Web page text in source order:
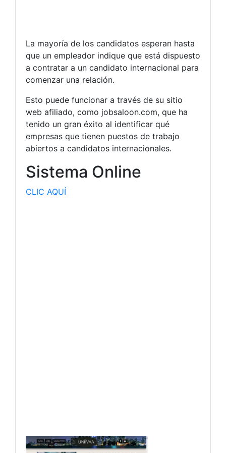
La mayoría de los candidatos esperan hasta
que un empleador indique que está dispuesto
a contratar a un candidato internacional para
comenzar una relación.
Esto puede funcionar a través de su sitio
web afiliado, como jobsaloon.com, que ha
tenido un gran éxito al identificar qué
empresas que tienen puestos de trabajo
abiertos a candidatos internacionales.
Sistema Online
CLIC AQUÍ